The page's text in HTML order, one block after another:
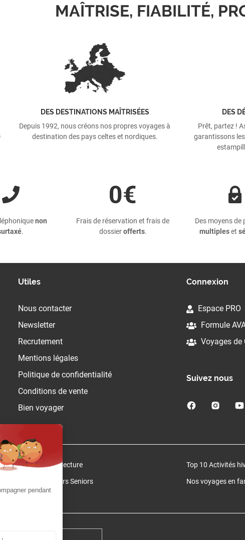
MAÎTRISE, FIABILITÉ,
DES DESTINATIONS MAÎTRISÉES
Depuis 1992, nous créons nos propres voyages à
destination des pays celtes et nordiques.
DES
Prêt, partez !
garantissons
non
.
Frais de réservation et frais de
dossierofferts.
Des moyens de
multipleset
Utiles
Nous contacter
Newsletter
Recrutement
Mentions légales
Politique de confidentialité
Conditions de vente
Bien voyager
Connexion
Espace PRO
Formule
Voyages de
Suivez nous
Top 10 Architecture
Nos voyageurs Seniors
Top 10 Activités
Nos voyages en